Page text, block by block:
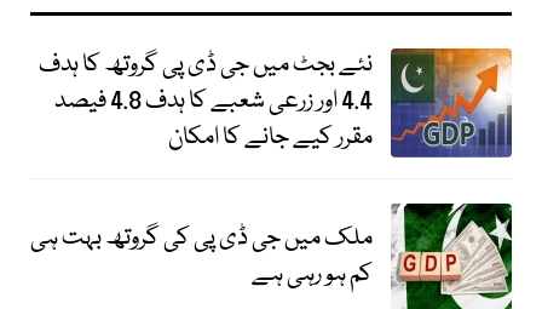
نئے بجٹ میں جی ڈی پی گروتھ کا ہدف
4.4 اور زرعی شعبے کا ہدف 4.8 فیصد
مقرر کیے جانے کا امکان
ملک میں جی ڈی پی کی گروتھ بہت ہی
کم ہو رہی ہے